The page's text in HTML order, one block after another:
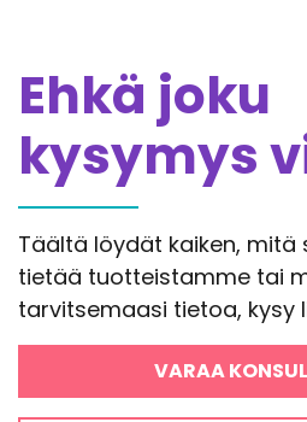
Ehkä joku
kysymys
Täältä löydät kaiken, mitä
tietää tuotteistamme tai
tarvitsemaasi tietoa, kysy
VARAA